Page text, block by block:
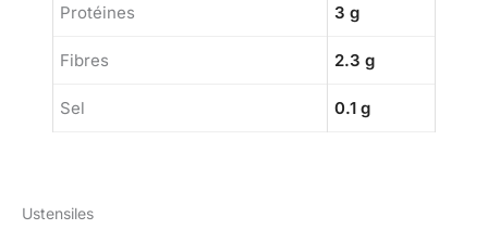
Protéines 3 g
Fibres 2.3 g
Sel 0.1 g
Ustensiles